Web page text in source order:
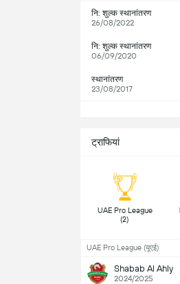
नि: शुल्क स्थानांतरण
26/08/2022
नि: शुल्क स्थानांतरण
06/09/2020
स्थानांतरण
23/08/2017
ट्राफियां
UAE Pro League
(2)
UAE Pro League (यूएई)
Shabab Al Ahly
2024/2025